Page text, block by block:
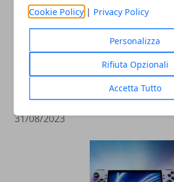
Cookie Policy | Privacy Policy
Personalizza
Rifiuta Opzionali
Accetta Tutto
Come Funziona Google
cambiamenti e consigli
l’integrazione
31/08/2023